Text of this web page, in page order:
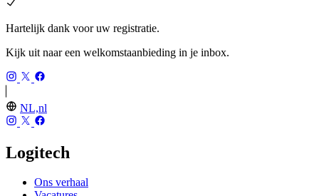
Hartelijk dank voor uw registratie.
Kijk uit naar een welkomstaanbieding in je inbox.
NL,nl
Logitech
Ons verhaal